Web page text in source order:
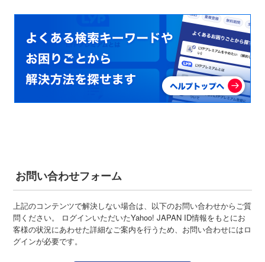
お問い合わせフォーム
上記のコンテンツで解決しない場合は、以下のお問い合わせからご質
問ください。 ログインいただいたYahoo! JAPAN ID情報をもとにお
客様の状況にあわせた詳細なご案内を行うため、お問い合わせにはロ
グインが必要です。